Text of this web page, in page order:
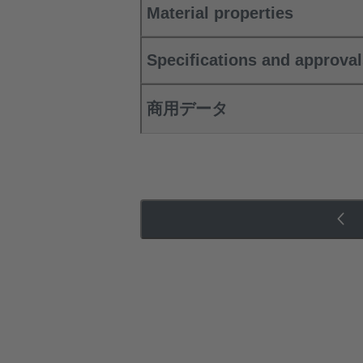
Material properties
Specifications and
商用データ